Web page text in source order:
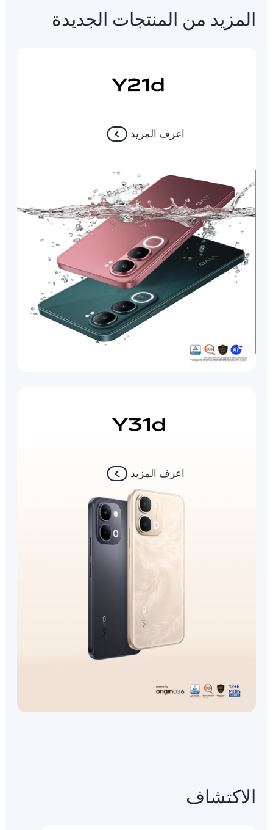
المزيد من المنتجات الجديدة
اعرف المزيد
اعرف المزيد
الاكتشاف